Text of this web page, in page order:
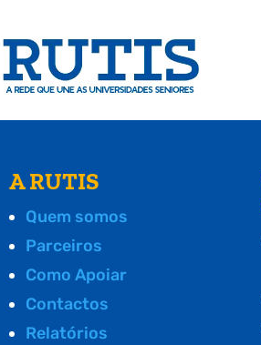
A RUTIS
Quem somos
Parceiros
Como Apoiar
Contactos
Relatórios